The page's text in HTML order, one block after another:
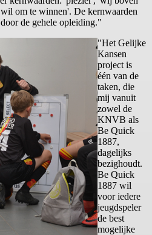
om te winnen'. De kernwaarden
de gehele opleiding."
"Het Gelijke
Kansen
project is
één van de
taken, die
mij vanuit
zowel de
KNVB als
Be Quick
1887,
dagelijks
bezighoudt.
Be Quick
1887 wil
voor iedere
jeugdspeler
de best
mogelijke